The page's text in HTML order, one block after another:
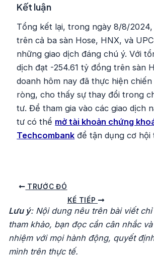
Kết luận
Tổng kết lại, trong ngày 8/8/
trên cả ba sàn Hose, HNX, và
những giao dịch đáng chú ý. Với
dịch đạt -254.61 tỷ đồng trên sàn
doanh hôm nay đã thực hiện
ròng, cho thấy sự thay đổi trong
tư. Để tham gia vào các giao dịch
tư có thể mở tài khoản chứng
Techcombank để tận dụng cơ
Điều
bài
viết
TRƯỚC ĐÓ
KẾ TIẾP
Lưu ý: Nội dung nêu trên bài viết
tham khảo, bạn đọc cần cân nhắc
nhiệm với mọi hành động, quyết
mình trên thực tế.